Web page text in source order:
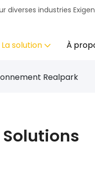
diverses industries
La solution À
Realpark
Solutions